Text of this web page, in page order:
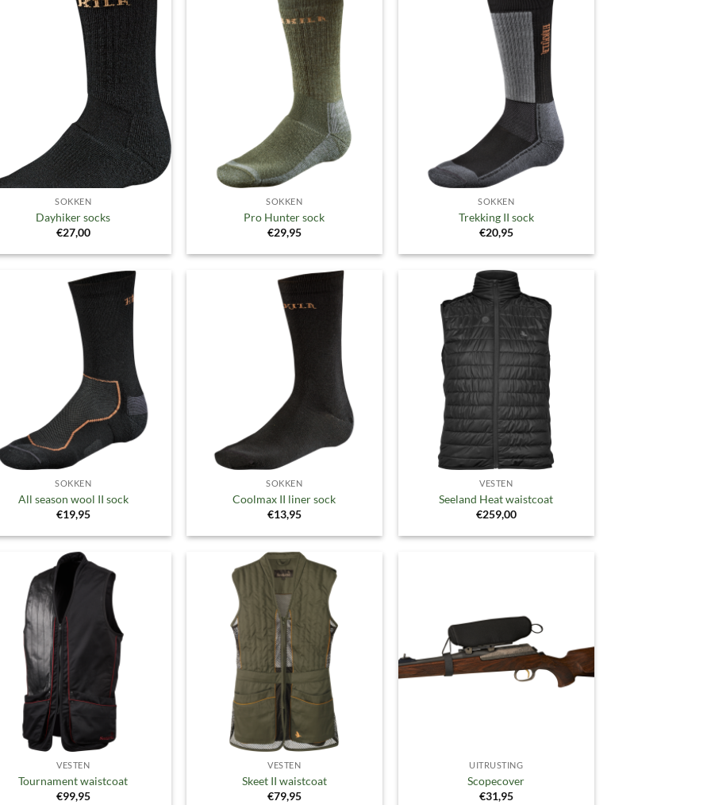
Toevoegen
aan
verlanglijst
SOKKEN
Dayhiker socks
€27,00
Toevoegen
aan
verlanglijst
SOKKEN
Pro Hunter sock
€29,95
Toevoegen
verlanglijst
SOKKEN
Trekking II sock
€20,95
verlanglijst
SOKKEN
All season wool II sock
€19,95
Toevoegen
aan
verlanglijst
SOKKEN
Coolmax II liner sock
€13,95
Toevoegen
verlanglijst
VESTEN
Seeland Heat waistcoat
€259,00
verlanglijst
VESTEN
Tournament waistcoat
€99,95
Toevoegen
verlanglijst
VESTEN
Skeet II waistcoat
€79,95
UITRUSTING
Scopecover
€31,95